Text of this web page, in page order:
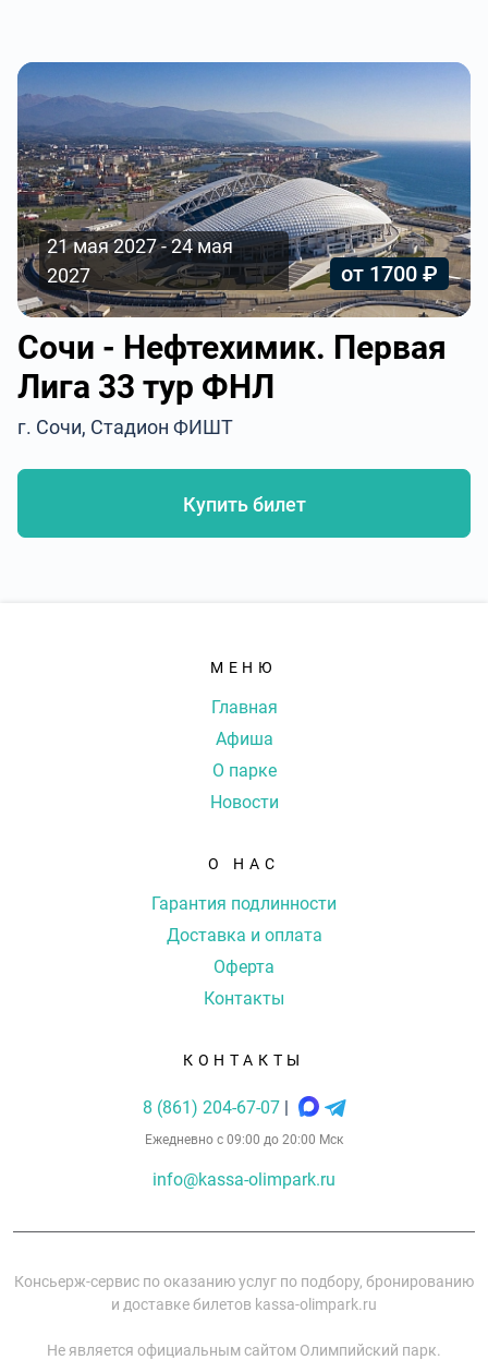
21 мая 2027 - 24 мая
2027
от 1700 ₽
Сочи - Нефтехимик. Первая
Лига 33 тур ФНЛ
г. Сочи, Стадион ФИШТ
Купить билет
МЕНЮ
Главная
Афиша
О парке
Новости
О НАС
Гарантия подлинности
Доставка и оплата
Оферта
Контакты
КОНТАКТЫ
8 (861) 204-67-07 |
Ежедневно с 09:00 до 20:00 Мск
info@kassa-olimpark.ru
Консьерж-сервис по оказанию услуг по подбору, бронированию
и доставке билетов kassa-olimpark.ru
Не является официальным сайтом Олимпийский парк.